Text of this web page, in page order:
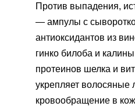
Против выпадения,
— ампулы с
антиоксидантов из
гинко билоба и
протеинов шелка и
укрепляет волосяные
кровообращение в